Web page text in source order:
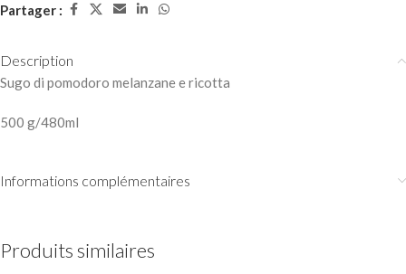
Partager :
Description
Sugo di pomodoro melanzane e ricotta
500 g/480ml
Informations complémentaires
Produits similaires